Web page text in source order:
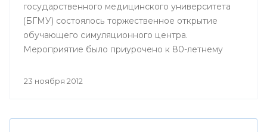
государственного медицинского университета
(БГМУ) состоялось торжественное открытие
обучающего симуляционного центра.
Мероприятие было приурочено к 80-летнему
23 ноября 2012